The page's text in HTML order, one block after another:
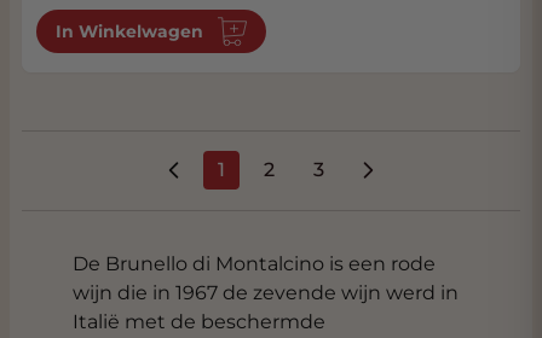
In Winkelwagen
U lees momenteel pagina
1 Pagina
2 Pagina
3
De Brunello di Montalcino is een rode
wijn die in 1967 de zevende wijn werd in
Italië met de beschermde